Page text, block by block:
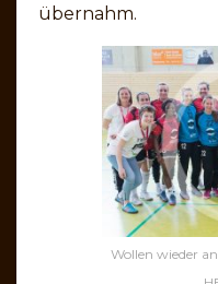
übernahm.
Wollen wieder